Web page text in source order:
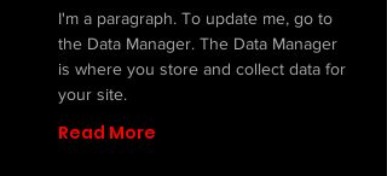
I'm a paragraph. To update me, go to
the Data Manager. The Data Manager
is where you store and collect data for
your site.
Read More